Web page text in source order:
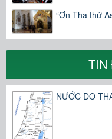
“Ơn Tha thứ
TIN
NƯỚC DO